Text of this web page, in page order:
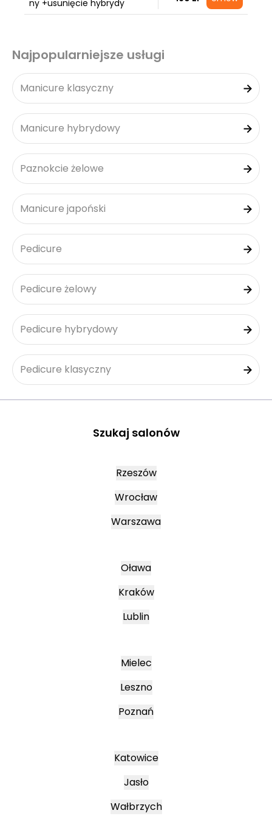
ny +usunięcie hybrydy
Najpopularniejsze usługi
Manicure klasyczny
Manicure hybrydowy
Paznokcie żelowe
Manicure japoński
Pedicure
Pedicure żelowy
Pedicure hybrydowy
Pedicure klasyczny
Szukaj salonów
Rzeszów
Wrocław
Warszawa
Oława
Kraków
Lublin
Mielec
Leszno
Poznań
Katowice
Jasło
Wałbrzych